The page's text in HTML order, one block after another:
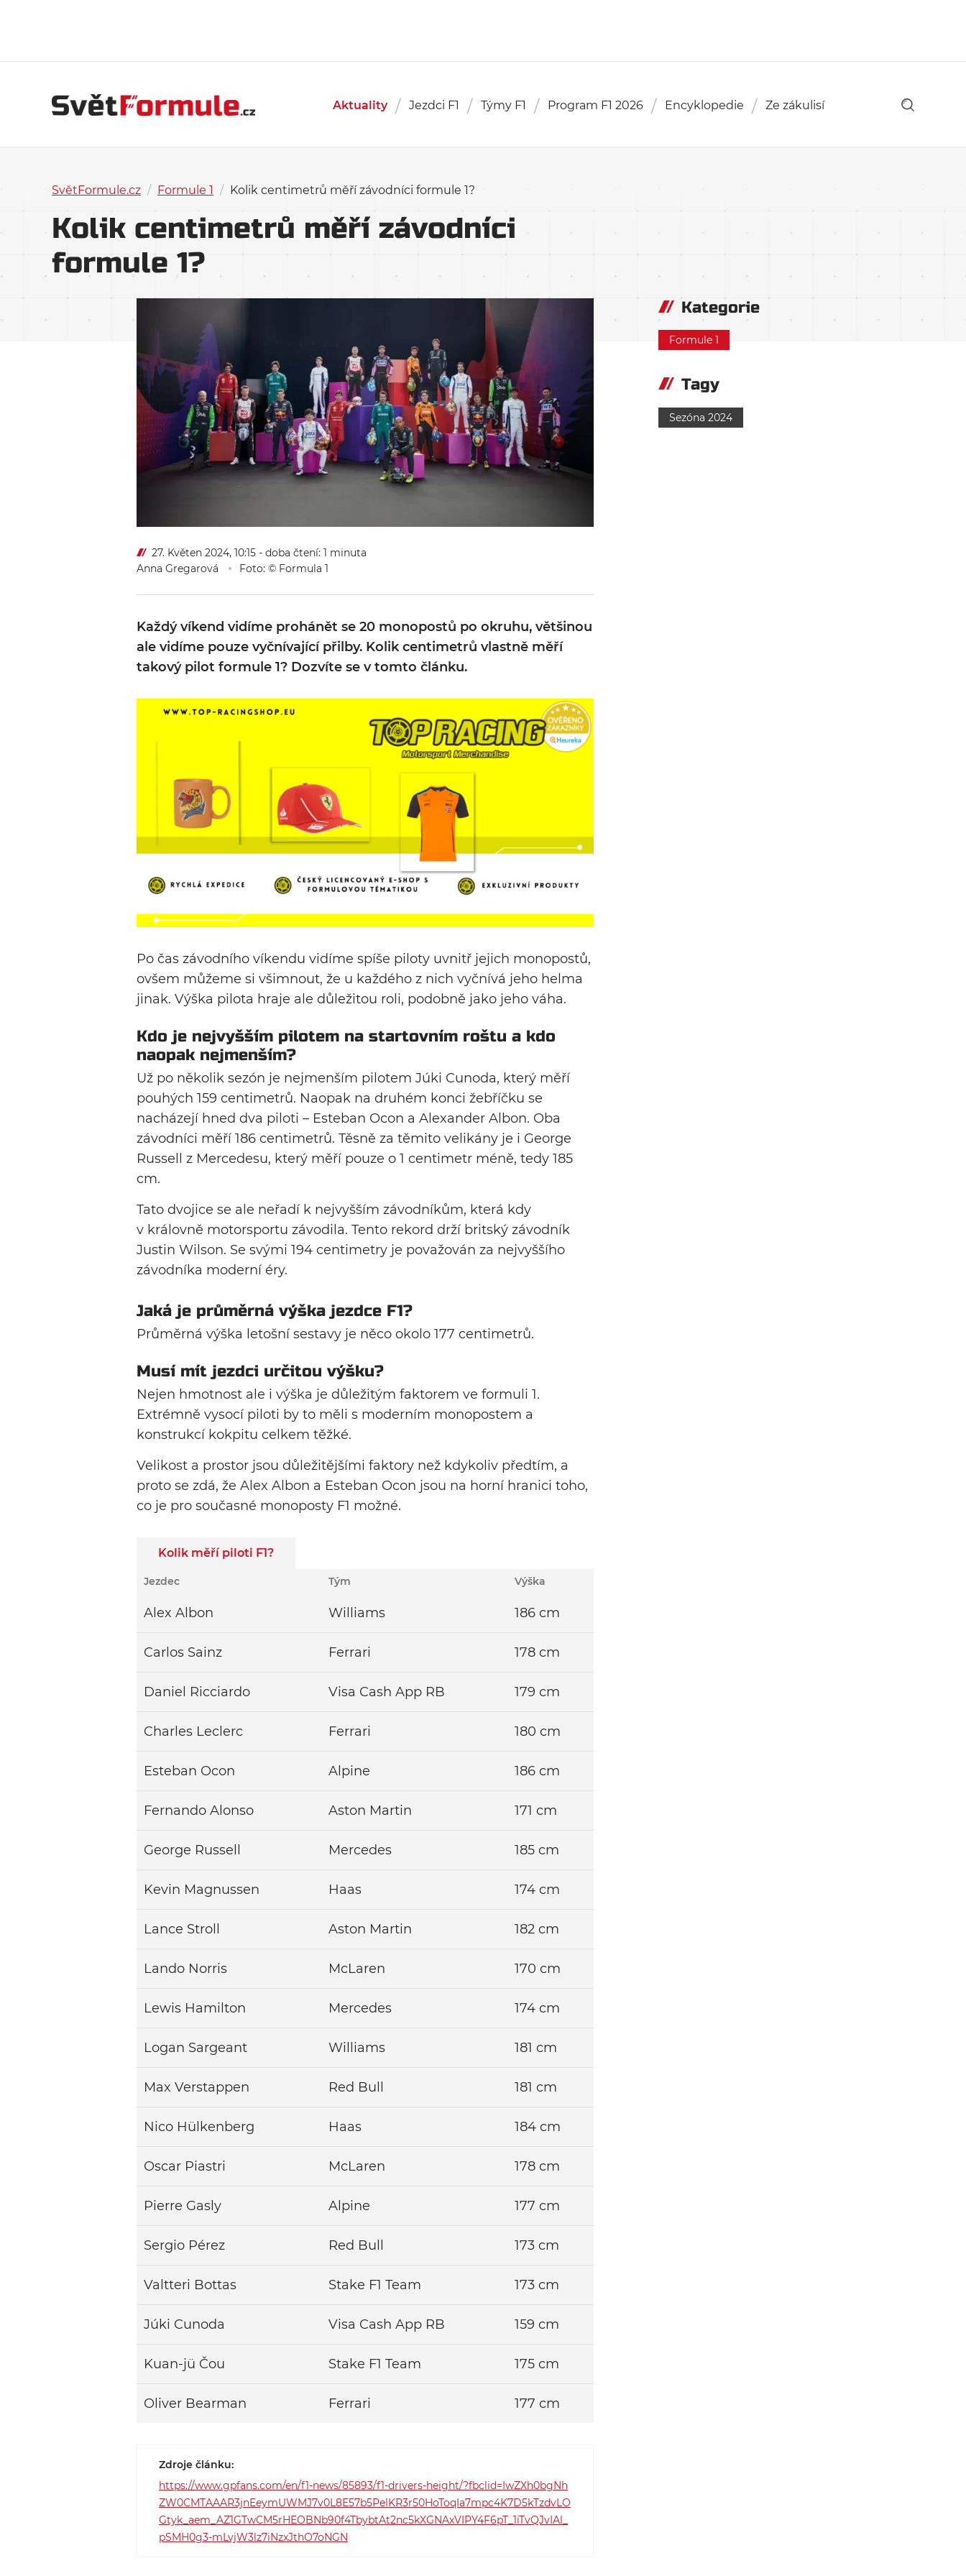
Aktuality Jezdci F1 Týmy F1 Program F1 2026 Encyklopedie Ze zákulisí
SvětFormule.cz / Formule 1 / Kolik centimetrů měří závodníci formule 1?
Kolik centimetrů měří závodníci
formule 1?
27. Květen 2024, 10:15 - doba čtení: 1 minuta
Anna Gregarová
Foto: © Formula 1
Každý víkend vidíme prohánět se 20 monopostů po okruhu, většinou
ale vidíme pouze vyčnívající přilby. Kolik centimetrů vlastně měří
takový pilot formule 1? Dozvíte se v tomto článku.
Po čas závodního víkendu vidíme spíše piloty uvnitř jejich monopostů,
ovšem můžeme si všimnout, že u každého z nich vyčnívá jeho helma
jinak. Výška pilota hraje ale důležitou roli, podobně jako jeho váha.
Kdo je nejvyšším pilotem na startovním roštu a kdo
naopak nejmenším?
Už po několik sezón je nejmenším pilotem Júki Cunoda, který měří
pouhých 159 centimetrů. Naopak na druhém konci žebříčku se
nacházejí hned dva piloti – Esteban Ocon a Alexander Albon. Oba
závodníci měří 186 centimetrů. Těsně za těmito velikány je i George
Russell z Mercedesu, který měří pouze o 1 centimetr méně, tedy 185
cm.
Tato dvojice se ale neřadí k nejvyšším závodníkům, která kdy
v královně motorsportu závodila. Tento rekord drží britský závodník
Justin Wilson. Se svými 194 centimetry je považován za nejvyššího
závodníka moderní éry.
Jaká je průměrná výška jezdce F1?
Průměrná výška letošní sestavy je něco okolo 177 centimetrů.
Musí mít jezdci určitou výšku?
Nejen hmotnost ale i výška je důležitým faktorem ve formuli 1.
Extrémně vysocí piloti by to měli s moderním monopostem a
konstrukcí kokpitu celkem těžké.
Velikost a prostor jsou důležitějšími faktory než kdykoliv předtím, a
proto se zdá, že Alex Albon a Esteban Ocon jsou na horní hranici toho,
co je pro současné monoposty F1 možné.
Kolik měří piloti F1?
Jezdec Tým Výška
Alex Albon Williams 186 cm
Carlos Sainz Ferrari 178 cm
Daniel Ricciardo Visa Cash App RB 179 cm
Charles Leclerc Ferrari 180 cm
Esteban Ocon Alpine 186 cm
Fernando Alonso Aston Martin 171 cm
George Russell Mercedes 185 cm
Kevin Magnussen Haas 174 cm
Lance Stroll Aston Martin 182 cm
Lando Norris McLaren 170 cm
Lewis Hamilton Mercedes 174 cm
Logan Sargeant Williams 181 cm
Max Verstappen Red Bull 181 cm
Nico Hülkenberg Haas 184 cm
Oscar Piastri McLaren 178 cm
Pierre Gasly Alpine 177 cm
Sergio Pérez Red Bull 173 cm
Valtteri Bottas Stake F1 Team 173 cm
Júki Cunoda Visa Cash App RB 159 cm
Kuan-jü Čou Stake F1 Team 175 cm
Oliver Bearman Ferrari 177 cm
Zdroje článku:
https://www.gpfans.com/en/f1-news/85893/f1-drivers-height/?fbclid=IwZXh0bgNh
ZW0CMTAAAR3jnEeymUWMJ7v0L8E57b5PelKR3r50HoToqIa7mpc4K7D5kTzdvLO
Gtyk_aem_AZ1GTwCM5rHEOBNb90f4TbybtAt2nc5kXGNAxVIPY4F6pT_1iTvQJvIAl_
pSMH0g3-mLvjW3lz7iNzxJthO7oNGN
Kategorie
Formule 1
Tagy
Sezóna 2024